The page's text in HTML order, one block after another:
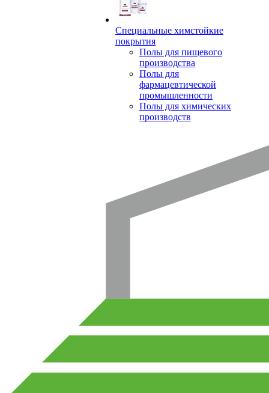
Специальные химстойкие
покрытия
Полы для пищевого
производства
Полы для
фармацевтической
промышленности
Полы для химических
производств